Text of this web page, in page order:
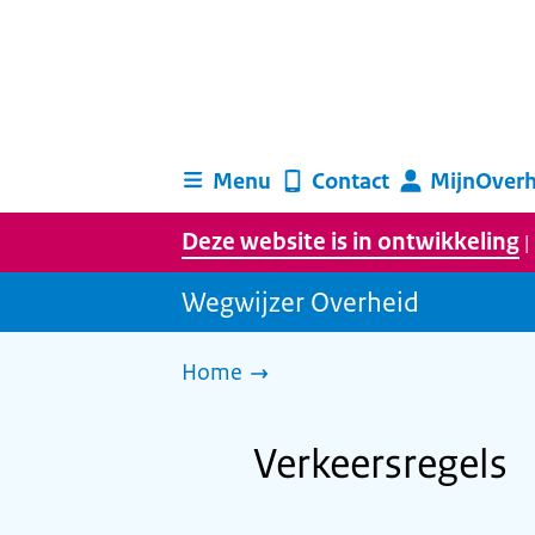
Menu
Contact
Deze website is in ontwikkeling |
Wegwijzer Overheid
Home
Verkeersregels